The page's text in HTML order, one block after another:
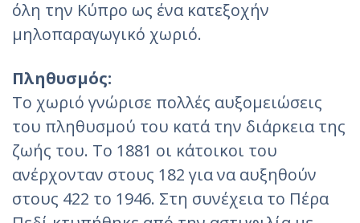
όλη την Κύπρο ως ένα κατεξοχήν
μηλοπαραγωγικό χωριό.
Πληθυσμός:
Το χωριό γνώρισε πολλές αυξομειώσεις
του πληθυσμού του κατά την διάρκεια της
ζωής του. Το 1881 οι κάτοικοι του
ανέρχονταν στους 182 για να αυξηθούν
στους 422 το 1946. Στη συνέχεια το Πέρα